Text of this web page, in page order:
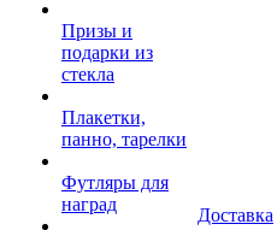
Призы и
подарки из
стекла
Плакетки,
панно, тарелки
Футляры для
наград
Доставка